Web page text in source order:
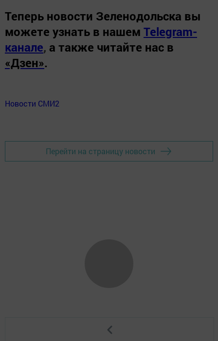
Теперь новости Зеленодольска вы
можете узнать в нашем Telegram-
канале, а также читайте нас в
«Дзен».
Новости СМИ2
Перейти на страницу новости